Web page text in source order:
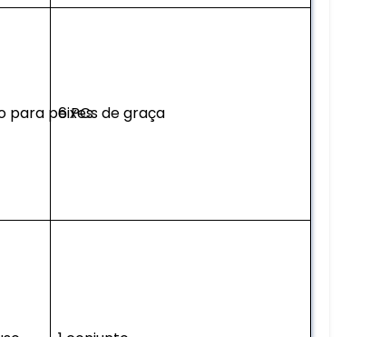
para peixes6 PCs de graça